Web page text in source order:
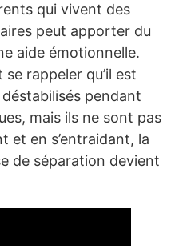
qui vivent des
peut apporter du
aide émotionnelle.
rappeler qu’il est
pendant
mais ils ne sont pas
et en s’entraidant, la
de séparation devient